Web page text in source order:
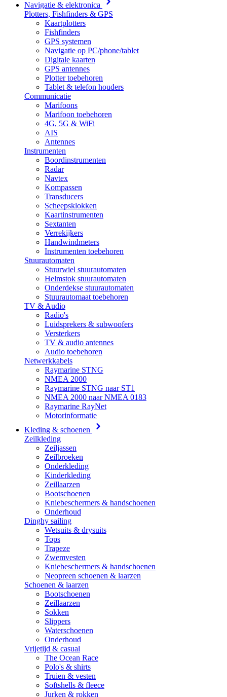
Navigatie & elektronica
Plotters, Fishfinders & GPS
Kaartplotters
Fishfinders
GPS systemen
Navigatie op PC/phone/tablet
Digitale kaarten
GPS antennes
Plotter toebehoren
Tablet & telefon houders
Communicatie
Marifoons
Marifoon toebehoren
4G, 5G & WiFi
AIS
Antennes
Instrumenten
Boordinstrumenten
Radar
Navtex
Kompassen
Transducers
Scheepsklokken
Kaartinstrumenten
Sextanten
Verrekijkers
Handwindmeters
Instrumenten toebehoren
Stuurautomaten
Stuurwiel stuurautomaten
Helmstok stuurautomaten
Onderdekse stuurautomaten
Stuurautomaat toebehoren
TV & Audio
Radio's
Luidsprekers & subwoofers
Versterkers
TV & audio antennes
Audio toebehoren
Netwerkkabels
Raymarine STNG
NMEA 2000
Raymarine STNG naar ST1
NMEA 2000 naar NMEA 0183
Raymarine RayNet
Motorinformatie
Kleding & schoenen
Zeilkleding
Zeiljassen
Zeilbroeken
Onderkleding
Kinderkleding
Zeillaarzen
Bootschoenen
Kniebeschermers & handschoenen
Onderhoud
Dinghy sailing
Wetsuits & drysuits
Tops
Trapeze
Zwemvesten
Kniebeschermers & handschoenen
Neopreen schoenen & laarzen
Schoenen & laarzen
Bootschoenen
Zeillaarzen
Sokken
Slippers
Waterschoenen
Onderhoud
Vrijetijd & casual
The Ocean Race
Polo's & shirts
Truien & vesten
Softshells & fleece
Jurken & rokken